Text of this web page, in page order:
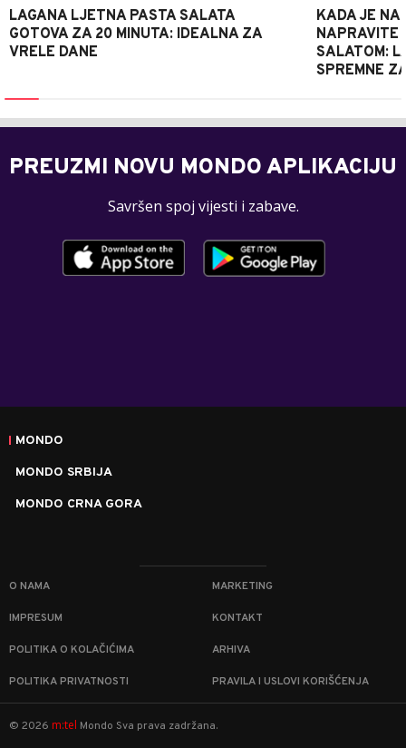
LAGANA LJETNA PASTA SALATA
GOTOVA ZA 20 MINUTA: IDEALNA ZA
VRELE DANE
KADA JE
NAPRAVITE
SALATOM:
SPREMNE
PREUZMI NOVU MONDO APLIKACIJU
Savršen spoj vijesti i zabave.
MONDO
MONDO SRBIJA
MONDO CRNA GORA
O NAMA MARKETING
IMPRESUM KONTAKT
POLITIKA O KOLAČIĆIMA ARHIVA
POLITIKA PRIVATNOSTI PRAVILA I USLOVI KORIŠĆENJA
© 2026 m:tel Mondo Sva prava zadržana.